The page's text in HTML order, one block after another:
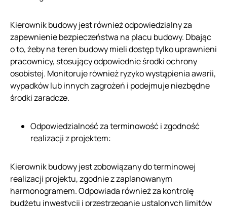
Kierownik budowy jest również odpowiedzialny za
zapewnienie bezpieczeństwa na placu budowy. Dbając
o to, żeby na teren budowy mieli dostęp tylko uprawnieni
pracownicy, stosujący odpowiednie środki ochrony
osobistej. Monitoruje również ryzyko wystąpienia awarii,
wypadków lub innych zagrożeń i podejmuje niezbędne
środki zaradcze.
Odpowiedzialność za terminowość i zgodność
realizacji z projektem:
Kierownik budowy jest zobowiązany do terminowej
realizacji projektu, zgodnie z zaplanowanym
harmonogramem. Odpowiada również za kontrolę
budżetu inwestycji i przestrzeganie ustalonych limitów